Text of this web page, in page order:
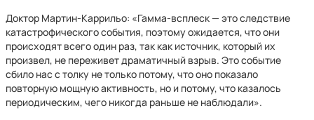
Доктор Мартин-Каррильо: «Гамма-всплеск — это следствие
катастрофического события, поэтому ожидается, что они
происходят всего один раз, так как источник, который их
произвел, не переживет драматичный взрыв. Это событие
сбило нас с толку не только потому, что оно показало
повторную мощную активность, но и потому, что казалось
периодическим, чего никогда раньше не наблюдали».